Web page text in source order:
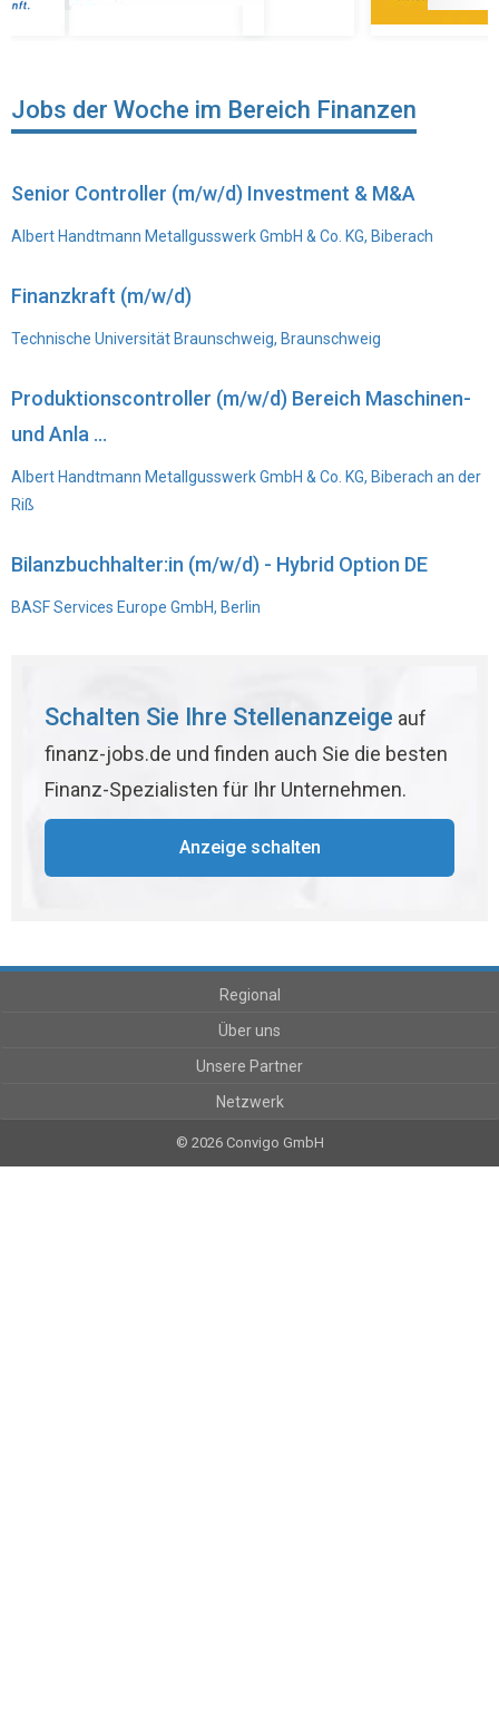
Jobs der Woche im Bereich Finanzen
Senior Controller (m/w/d) Investment & M&A
Albert Handtmann Metallgusswerk GmbH & Co. KG, Biberach
Finanzkraft (m/w/d)
Technische Universität Braunschweig, Braunschweig
Produktionscontroller (m/w/d) Bereich Maschinen-
und Anla ...
Albert Handtmann Metallgusswerk GmbH & Co. KG, Biberach an der
Riß
Bilanzbuchhalter:in (m/w/d) - Hybrid Option DE
BASF Services Europe GmbH, Berlin
Schalten Sie Ihre Stellenanzeige auf
finanz-jobs.de und finden auch Sie die besten
Finanz-Spezialisten für Ihr Unternehmen.
Anzeige schalten
Regional
Über uns
Unsere Partner
Netzwerk
© 2026 Convigo GmbH